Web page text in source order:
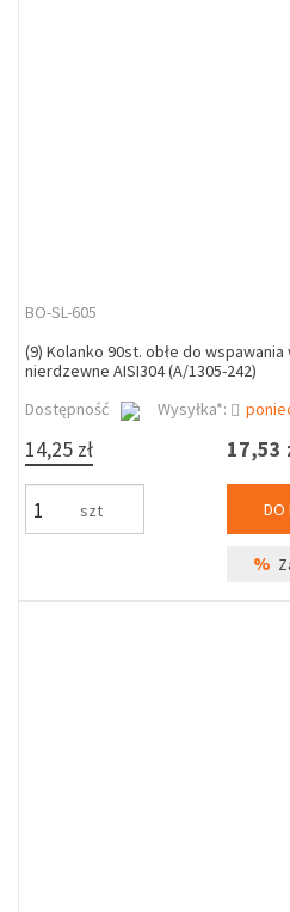
BO-SL-605
(9) Kolanko 90st. obłe do wspawania
nierdzewne AISI304 (A/1305-242)
Dostępność
Wysyłka*:
14,25 zł
szt
17,53
DO
%